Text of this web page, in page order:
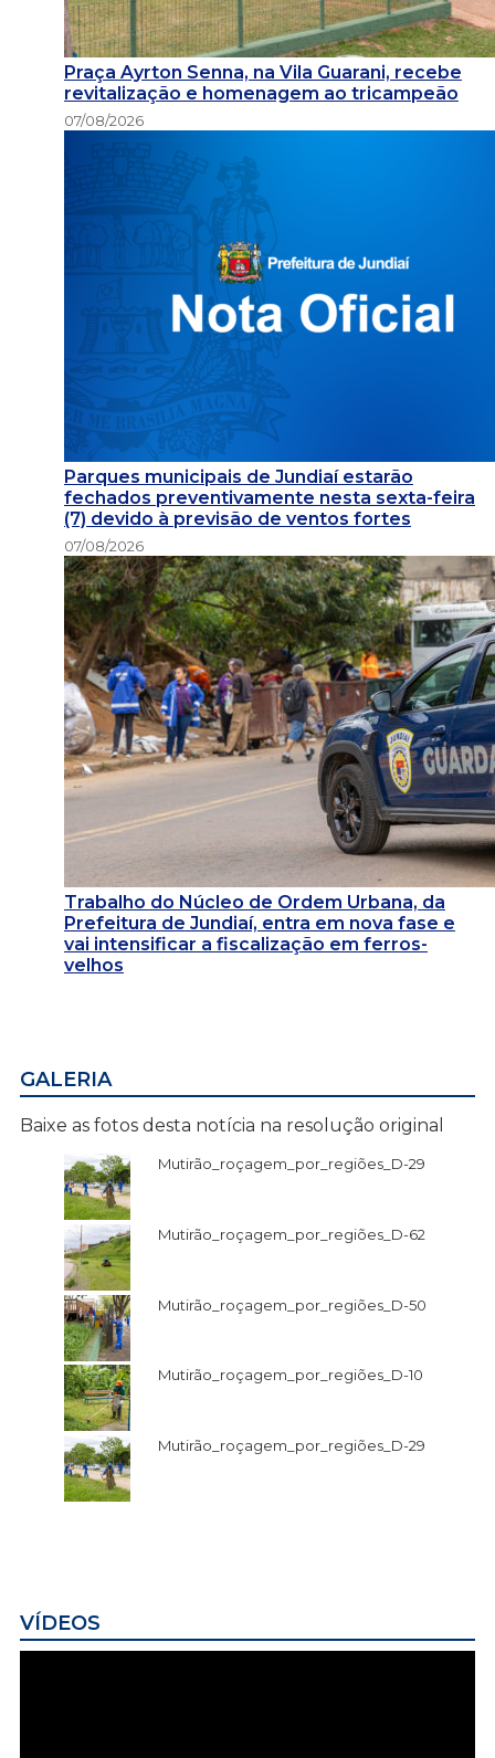
Praça Ayrton Senna, na Vila Guarani, recebe
revitalização e homenagem ao tricampeão
07/08/2026
Parques municipais de Jundiaí estarão
fechados preventivamente nesta sexta-feira
(7) devido à previsão de ventos fortes
07/08/2026
Trabalho do Núcleo de Ordem Urbana, da
Prefeitura de Jundiaí, entra em nova fase e
vai intensificar a fiscalização em ferros-
velhos
GALERIA
Baixe as fotos desta notícia na resolução original
Mutirão_roçagem_por_regiões_D-29
Mutirão_roçagem_por_regiões_D-62
Mutirão_roçagem_por_regiões_D-50
Mutirão_roçagem_por_regiões_D-10
Mutirão_roçagem_por_regiões_D-29
VÍDEOS